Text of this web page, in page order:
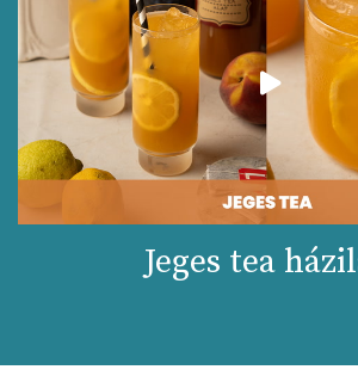
Jeges tea